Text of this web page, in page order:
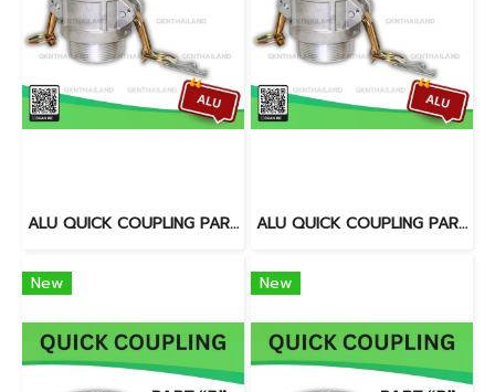
ALU QUICK COUPLING PART "B" SIZE : 4"BSPT, NPT ALU QUICK COUPLING PART "B" SIZE : 3"BSPT, NPT
New New